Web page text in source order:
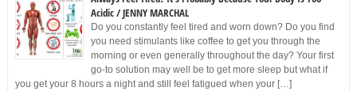
Acidic / JENNY MARCHAL
Do you constantly feel tired and worn down? Do you find
you need stimulants like coffee to get you through the
morning or even generally throughout the day? Your first
go-to solution may well be to get more sleep but what if
you get your 8 hours a night and still feel fatigued when your […]